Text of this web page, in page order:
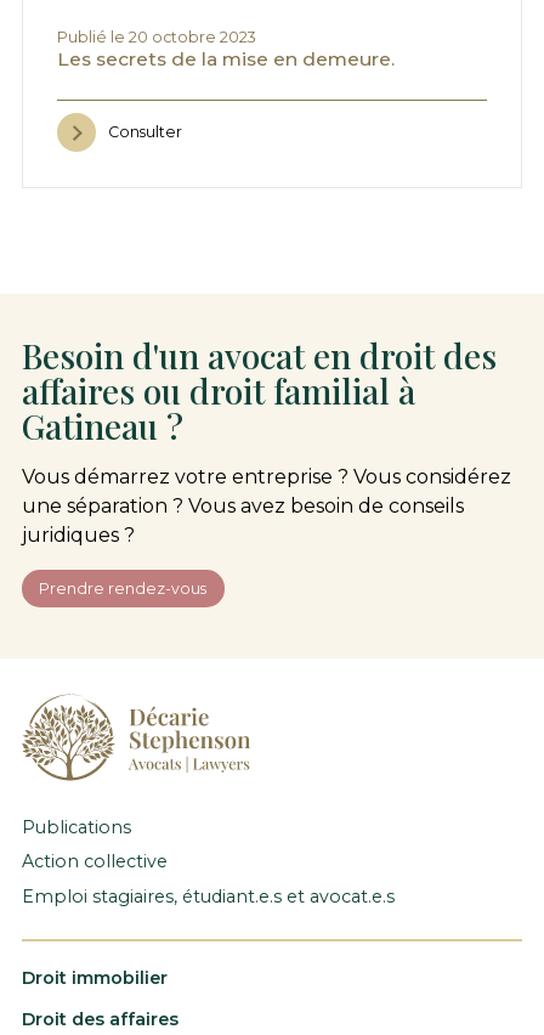
Publié le 20 octobre 2023
Les secrets de la mise en demeure.
Consulter
Besoin d'un avocat en droit des
affaires ou droit familial à
Gatineau ?
Vous démarrez votre entreprise ? Vous considérez
une séparation ? Vous avez besoin de conseils
juridiques ?
Prendre rendez-vous
Publications
Action collective
Emploi stagiaires, étudiant.e.s et avocat.e.s
Droit immobilier
Droit des affaires